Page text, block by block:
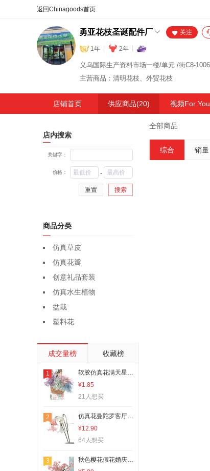
勇亚花枝圣诞配件厂
1年 2年
关注
主营商品：清明花枝、外贸花枝
店铺首页 供应商品(20) 视频For You
店内搜索
关键字：
价格： -
重置 搜索
商品分类
仿真草皮
仿真花瓣
创意礼品套装
仿真水生植物
盆栽
塑料花
成交量榜 收藏榜
1
软胶仿真花满天星假花婚庆手感酒店装饰家居家饰绿植摆件道具花材
¥1.85
21人想买
2
仿真花曼陀罗客厅卧室餐厅桌面摆放花卉 ins风仿真植物PU手感花艺
¥12.90
64人想买
3
秋色樱花假花婚庆植物高级感假花装饰樱花造景客厅仿真插花餐桌摆
全部商品
综合 销量